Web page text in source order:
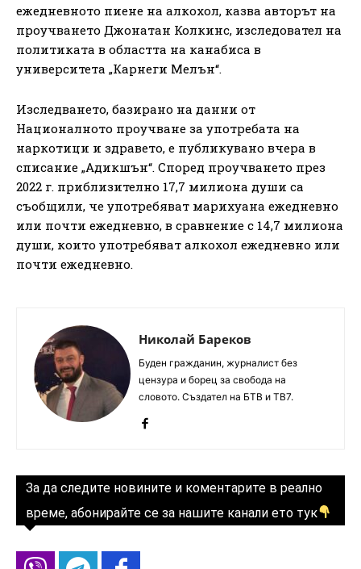
ежедневното пиене на алкохол, казва авторът на
проучването Джонатан Колкинс, изследовател на
политиката в областта на канабиса в
университета „Карнеги Мелън“.
Изследването, базирано на данни от
Националното проучване за употребата на
наркотици и здравето, е публикувано вчера в
списание „Адикшън“. Според проучването през
2022 г. приблизително 17,7 милиона души са
съобщили, че употребяват марихуана ежедневно
или почти ежедневно, в сравнение с 14,7 милиона
души, които употребяват алкохол ежедневно или
почти ежедневно.
Николай Бареков
Буден гражданин, журналист без
цензура и борец за свобода на
словото. Създател на БТВ и ТВ7.
За да следите новините и коментарите в реално
време, абонирайте се за нашите канали ето тук